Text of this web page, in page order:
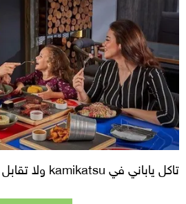
تاكل ياباني في kamikatsu ولا تقابل النجوم في إسكوبار؟